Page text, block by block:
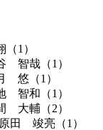
1）
哉（1）
（1）
和（1）
輔（2）
竣亮（1）